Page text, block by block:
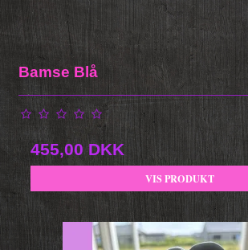
Bamse Blå
455,00 DKK
VIS PRODUKT